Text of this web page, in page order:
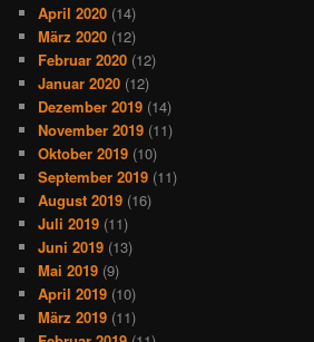
April 2020 (14)
März 2020 (12)
Februar 2020 (12)
Januar 2020 (12)
Dezember 2019 (14)
November 2019 (11)
Oktober 2019 (10)
September 2019 (11)
August 2019 (16)
Juli 2019 (11)
Juni 2019 (13)
Mai 2019 (9)
April 2019 (10)
März 2019 (11)